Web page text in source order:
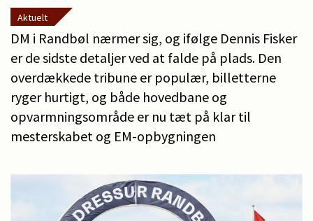
Aktuelt
DM i Randbøl nærmer sig, og ifølge Dennis Fisker
er de sidste detaljer ved at falde på plads. Den
overdækkede tribune er populær, billetterne
ryger hurtigt, og både hovedbane og
opvarmningsområde er nu tæt på klar til
mesterskabet og EM-opbygningen